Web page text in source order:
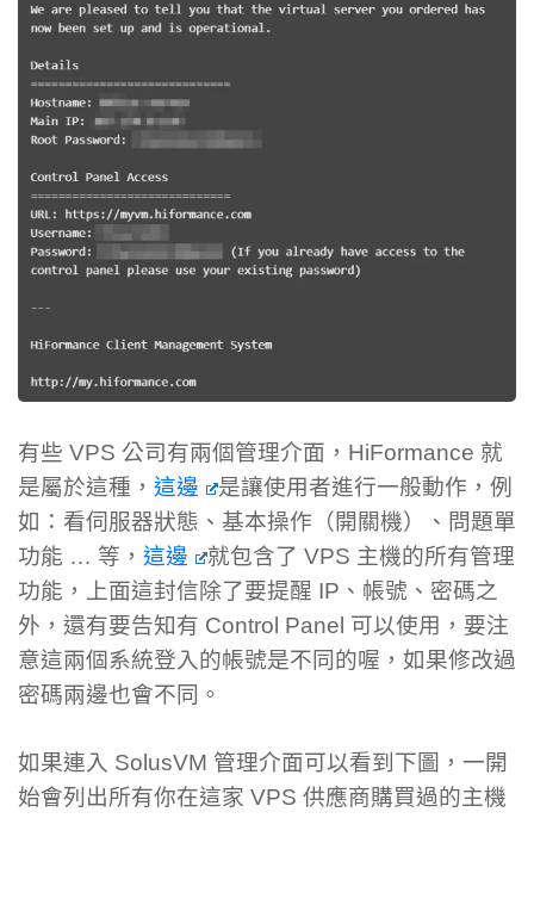
有些 VPS 公司有兩個管理介面，HiFormance 就
是屬於這種， 這邊
是讓使用者進行一般動作，例
如：看伺服器狀態、基本操作（開關機）、問題單
功能 … 等， 這邊
就包含了 VPS 主機的所有管理
功能，上面這封信除了要提醒 IP、帳號、密碼之
外，還有要告知有 Control Panel 可以使用，要注
意這兩個系統登入的帳號是不同的喔，如果修改過
密碼兩邊也會不同。
如果連入 SolusVM 管理介面可以看到下圖，一開
始會列出所有你在這家 VPS 供應商購買過的主機